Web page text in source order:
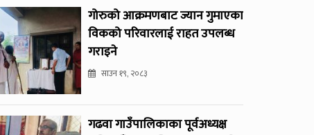
गोरुको आक्रमणबाट ज्यान गुमाएका
विकको परिवारलाई राहत उपलब्ध
गराइने
साउन १९, २०८३
गढवा गाउँपालिकाका पूर्वअध्यक्ष